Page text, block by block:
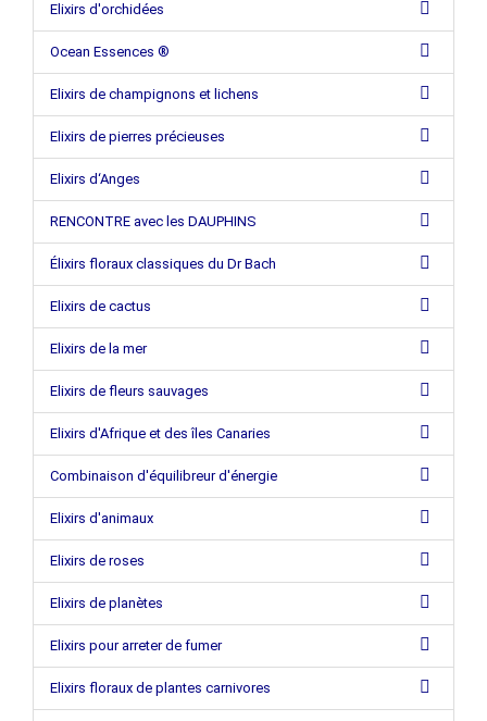
Elixirs d'orchidées
Ocean Essences ®
Elixirs de champignons et lichens
Elixirs de pierres précieuses
Elixirs d‘Anges
RENCONTRE avec les DAUPHINS
Élixirs floraux classiques du Dr Bach
Elixirs de cactus
Elixirs de la mer
Elixirs de fleurs sauvages
Elixirs d'Afrique et des îles Canaries
Combinaison d'équilibreur d'énergie
Elixirs d'animaux
Elixirs de roses
Elixirs de planètes
Elixirs pour arreter de fumer
Elixirs floraux de plantes carnivores